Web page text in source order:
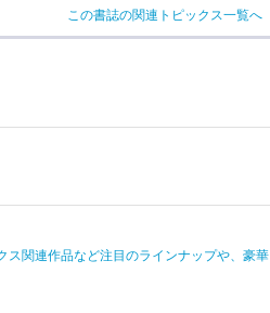
この書誌の関連トピックス一覧へ
関連作品など注目のラインナップや、豪華